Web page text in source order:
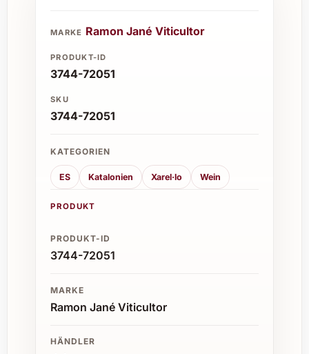
MARKE Ramon Jané Viticultor
PRODUKT-ID
3744-72051
SKU
3744-72051
KATEGORIEN
ES Katalonien Xarel·lo Wein
PRODUKT
PRODUKT-ID
3744-72051
MARKE
Ramon Jané Viticultor
HÄNDLER